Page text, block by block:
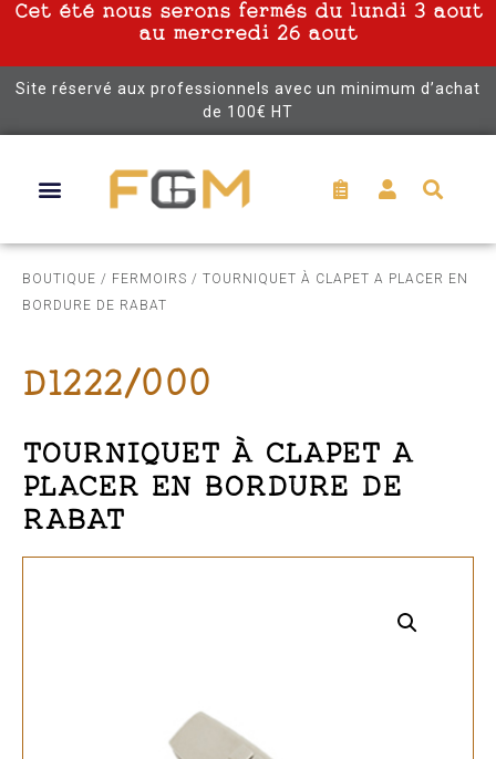
Cet été nous serons fermés du lundi 3 aout
au mercredi 26 aout
Site réservé aux professionnels avec un minimum d’achat
de 100€ HT
BOUTIQUE / FERMOIRS / TOURNIQUET À CLAPET A PLACER EN
BORDURE DE RABAT
D1222/000
TOURNIQUET À CLAPET A
PLACER EN BORDURE DE
RABAT